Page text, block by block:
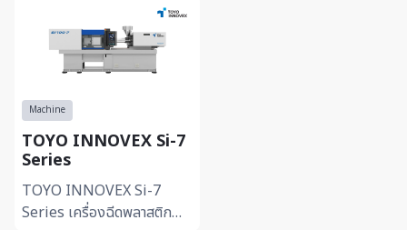
RW Series คือเครื่องฉีด
พลาสติกสองสีและสองวั...
Machine
TOYO INNOVEX Si-7
Series
TOYO INNOVEX Si-7
Series เครื่องฉีดพลาสติก